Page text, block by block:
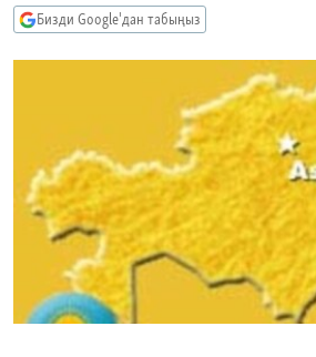
ДАНИСТЕ
ЫҢГАЙСЫЗ СУРООЛОР
Русский
ЭЕ/АРнун бардык сайттары
Бизди Google'дан табыңыз